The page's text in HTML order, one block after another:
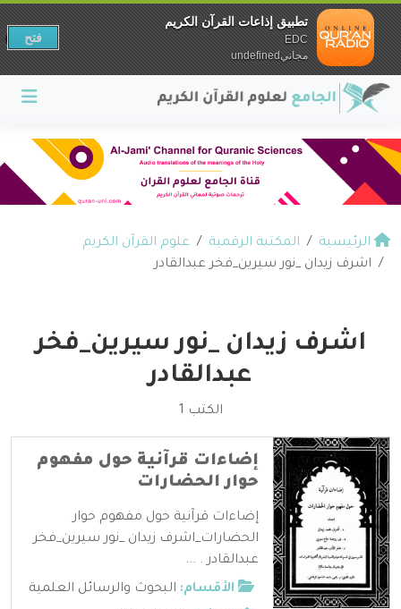
الرئيسية المكتبة الرقمية
علوم القرآن الكريم
اشرف زيدان _نور سيرين_فخر عبدالقادر
اشرف زيدان _نور سيرين_فخر
عبدالقادر
الكتب 1
إضاءات قرآنية حول مفهوم
حوار الحضارات
إضاءات قرآنية حول مفهوم حوار
الحضارات_اشرف زيدان _نور سيرين_فخر
عبدالقادر . ...
الأقسام: البحوث والرسائل العلمية
تطبيق إذاعات القرآن الكريم
EDC
مجانيundefined
فتح